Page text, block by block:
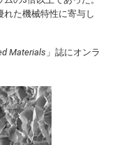
た機械特性に寄与し
Materials 」誌にオンラ